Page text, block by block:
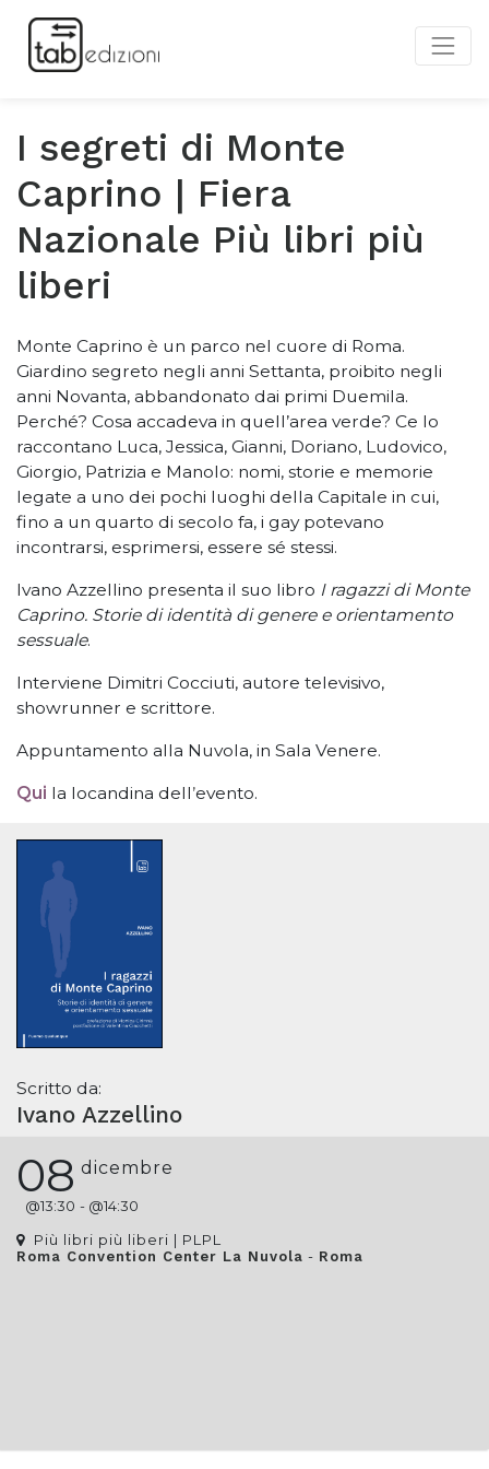
I segreti di Monte
Caprino | Fiera
Nazionale Più libri più
liberi
Monte Caprino è un parco nel cuore di Roma.
Giardino segreto negli anni Settanta, proibito negli
anni Novanta, abbandonato dai primi Duemila.
Perché? Cosa accadeva in quell’area verde? Ce lo
raccontano Luca, Jessica, Gianni, Doriano, Ludovico,
Giorgio, Patrizia e Manolo: nomi, storie e memorie
legate a uno dei pochi luoghi della Capitale in cui,
fino a un quarto di secolo fa, i gay potevano
incontrarsi, esprimersi, essere sé stessi.
Ivano Azzellino presenta il suo libro I ragazzi di Monte
Caprino. Storie di identità di genere e orientamento
sessuale.
Interviene Dimitri Cocciuti, autore televisivo,
showrunner e scrittore.
Appuntamento alla Nuvola, in Sala Venere.
Qui la locandina dell’evento.
Scritto da:
Ivano Azzellino
08 dicembre
@13:30 - @14:30
Più libri più liberi | PLPL
Roma Convention Center La Nuvola - Roma